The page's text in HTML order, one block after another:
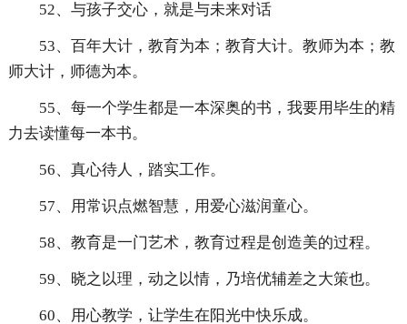
52、与孩子交心，就是与未来对话
53、百年大计，教育为本；教育大计。教师为本；教
师大计，师德为本。
55、每一个学生都是一本深奥的书，我要用毕生的精
力去读懂每一本书。
56、真心待人，踏实工作。
57、用常识点燃智慧，用爱心滋润童心。
58、教育是一门艺术，教育过程是创造美的过程。
59、晓之以理，动之以情，乃培优辅差之大策也。
60、用心教学，让学生在阳光中快乐成。